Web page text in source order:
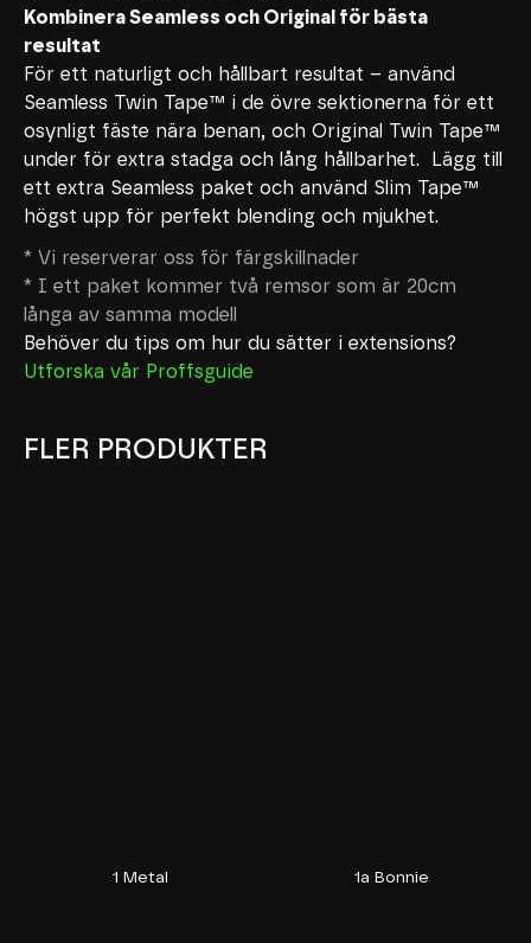
Kombinera Seamless och Original för bästa
resultat
För ett naturligt och hållbart resultat – använd
Seamless Twin Tape™ i de övre sektionerna för ett
osynligt fäste nära benan, och Original Twin Tape™
under för extra stadga och lång hållbarhet. Lägg till
ett extra Seamless paket och använd Slim Tape™
högst upp för perfekt blending och mjukhet.
* Vi reserverar oss för färgskillnader
* I ett paket kommer två remsor som är 20cm
långa av samma modell
Behöver du tips om hur du sätter i extensions?
Utforska vår Proffsguide
FLER PRODUKTER
1 Metal 1a Bonnie